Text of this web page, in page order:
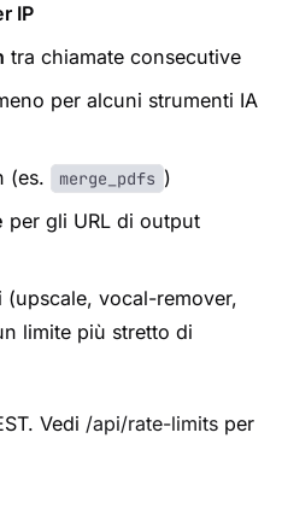
IP
tra chiamate consecutive
per alcuni strumenti IA
(es. merge_pdfs )
per gli URL di output
(upscale, vocal-remover,
limite più stretto di
Vedi /api/rate-limits per